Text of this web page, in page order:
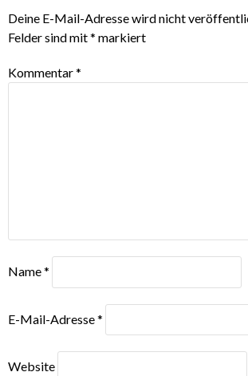
Deine E-Mail-Adresse wird nicht
Felder sind mit* markiert
Kommentar*
Name*
E-Mail-Adresse*
Website